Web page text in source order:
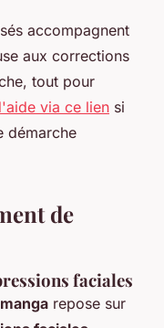
accompagnent
aux corrections
tout pour
via ce lien si
démarche
de
faciales
repose sur